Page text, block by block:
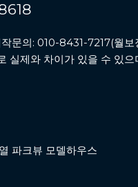
문의: 010-8431-7217(
실제와 차이가 있을 수 있
파크뷰 모델하우스